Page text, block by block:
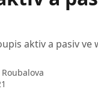
aktiv a pasiv ve